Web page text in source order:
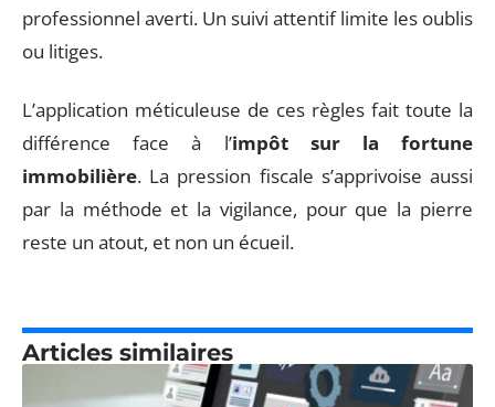
professionnel averti. Un suivi attentif limite les oublis
ou litiges.
L’application méticuleuse de ces règles fait toute la
différence face à l’impôt sur la fortune
immobilière. La pression fiscale s’apprivoise aussi
par la méthode et la vigilance, pour que la pierre
reste un atout, et non un écueil.
Articles similaires